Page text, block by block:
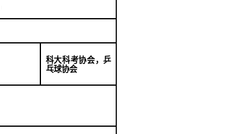
科大科考协会，乒
乓球协会